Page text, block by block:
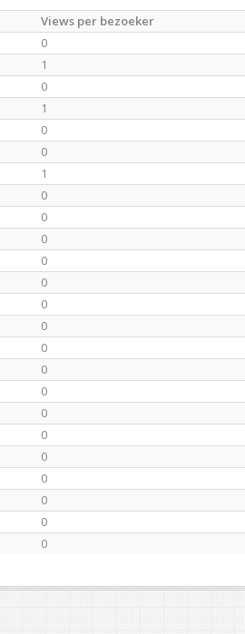
Views per bezoeker
0
1
0
1
0
0
1
0
0
0
0
0
0
0
0
0
0
0
0
0
0
0
0
0